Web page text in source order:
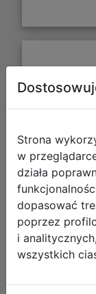
Strona
w
działa
dopasować
poprzez
i
wszystkich